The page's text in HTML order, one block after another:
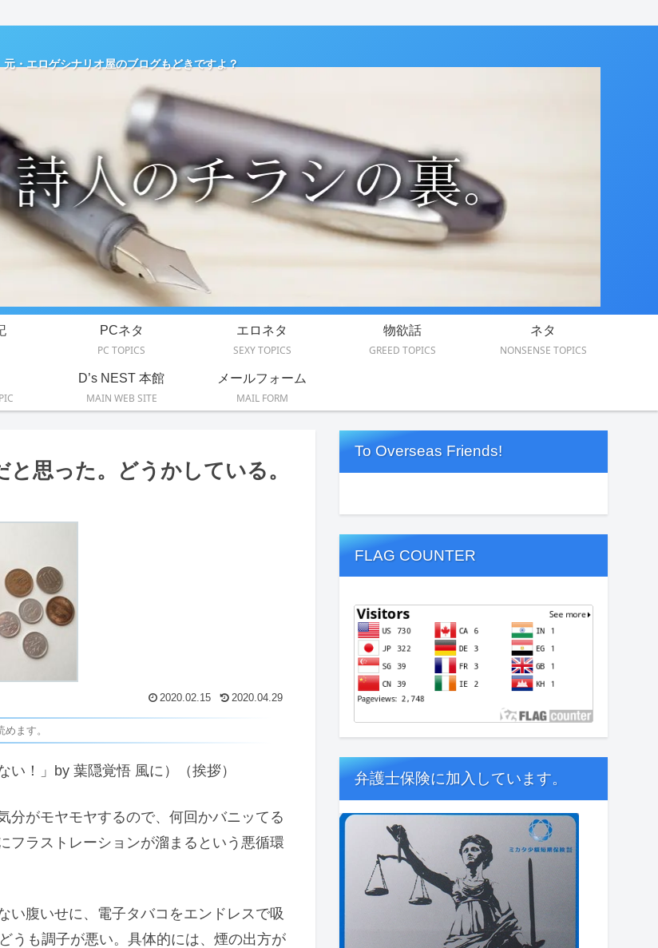
元・エロゲシナリオ屋のブログもどきですよ？
PCネタ
PC TOPICS
エロネタ
SEXY TOPICS
物欲話
GREED TOPICS
ネタ
NONSENSE TOPICS
D’s NEST 本館
MAIN WEB SITE
メールフォーム
MAIL FORM
思った。どうかしている。
2020.02.15 2020.04.29
めます。
！」by 葉隠覚悟 風に）（挨拶）
分がモヤモヤするので、何回かバニッてる
フラストレーションが溜まるという悪循環
い腹いせに、電子タバコをエンドレスで吸
うも調子が悪い。具体的には、煙の出方が
To Overseas Friends!
FLAG COUNTER
弁護士保険に加入しています。